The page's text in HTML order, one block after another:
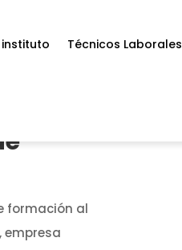
Técnicos Laborales
formación al
empresa